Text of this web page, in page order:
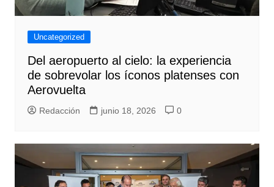
Uncategorized
Del aeropuerto al cielo: la experiencia
de sobrevolar los íconos platenses con
Aerovuelta
Redacción junio 18, 2026 0